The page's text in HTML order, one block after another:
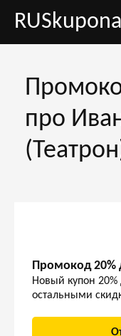
про
Промокод 20%
Новый купон
остальными